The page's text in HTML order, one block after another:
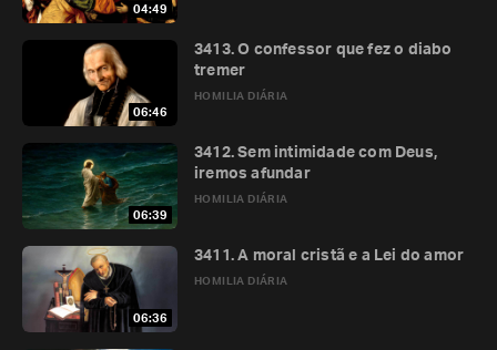
04:49
06:46
HOMILIA DIÁRIA
3413. O confessor que fez o diabo
tremer
06:39
HOMILIA DIÁRIA
3412. Sem intimidade com Deus,
iremos afundar
06:36
HOMILIA DIÁRIA
3411. A moral cristã e a Lei do amor